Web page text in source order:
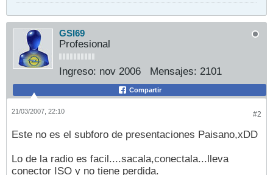
GSI69
Profesional
Ingreso: nov 2006 Mensajes: 2101
Compartir
#2
21/03/2007, 22:10
Este no es el subforo de presentaciones Paisano,xDD
Lo de la radio es facil....sacala,conectala...lleva
conector ISO y no tiene perdida.